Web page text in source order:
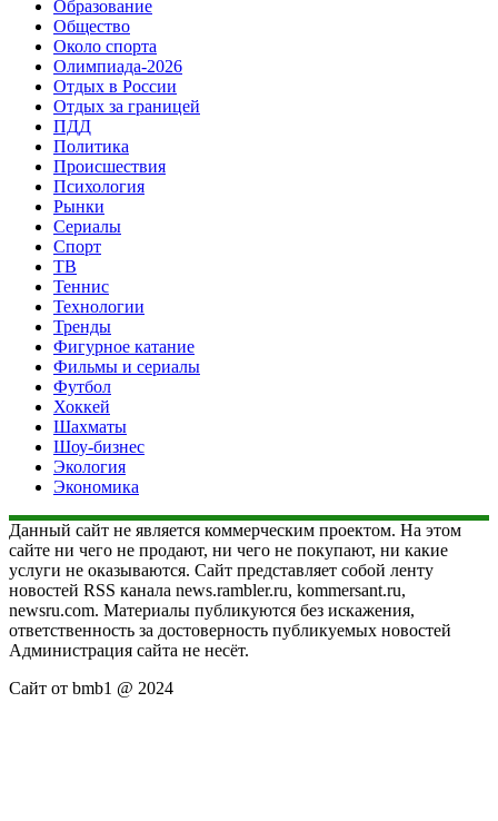
Образование
Общество
Около спорта
Олимпиада-2026
Отдых в России
Отдых за границей
ПДД
Политика
Происшествия
Психология
Рынки
Сериалы
Спорт
ТВ
Теннис
Технологии
Тренды
Фигурное катание
Фильмы и сериалы
Футбол
Хоккей
Шахматы
Шоу-бизнес
Экология
Экономика
Данный сайт не является коммерческим проектом. На этом
сайте ни чего не продают, ни чего не покупают, ни какие
услуги не оказываются. Сайт представляет собой ленту
новостей RSS канала news.rambler.ru, kommersant.ru,
newsru.com. Материалы публикуются без искажения,
ответственность за достоверность публикуемых новостей
Администрация сайта не несёт.
Сайт от bmb1 @ 2024